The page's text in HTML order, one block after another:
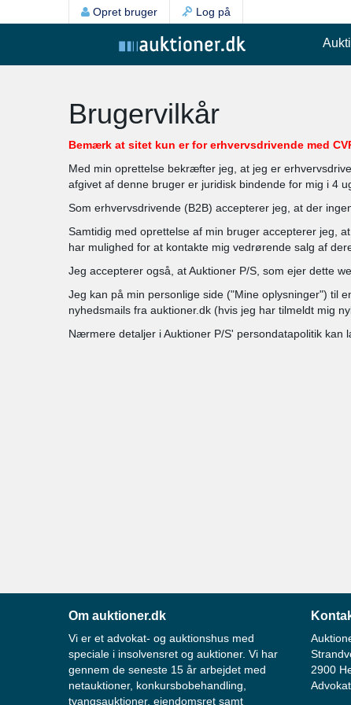
Opret bruger Log på
Brugervilkår
Bemærk at sitet kun er for erhvervsdrivende med
Med min oprettelse bekræfter jeg, at jeg er
afgivet af denne bruger er juridisk bindende for mig i 4
Som erhvervsdrivende (B2B) accepterer jeg, at der
Samtidig med oprettelse af min bruger accepterer jeg,
har mulighed for at kontakte mig vedrørende salg af
Jeg accepterer også, at Auktioner P/S, som ejer dette
Jeg kan på min personlige side ("Mine oplysninger") til
nyhedsmails fra auktioner.dk (hvis jeg har tilmeldt mig
Nærmere detaljer i Auktioner P/S' persondatapolitik kan
Om auktioner.dk
Vi er et advokat- og auktionshus med
speciale i insolvensret og auktioner. Vi har
gennem de seneste 15 år arbejdet med
netauktioner, konkursbobehandling,
tvangsauktioner, ejendomsret samt
2900